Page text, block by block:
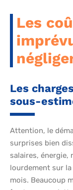
Les
Les
sous-
Attention, le
surprises bien
salaires, énergie,
lourdement sur
mois. Beaucoup